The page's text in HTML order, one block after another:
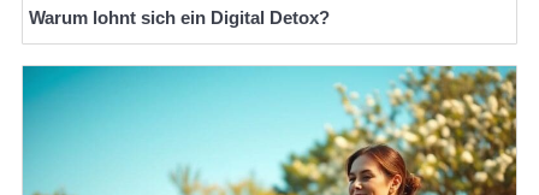
Warum lohnt sich ein Digital Detox?